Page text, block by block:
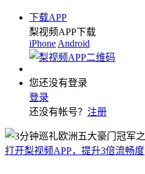
下载APP
梨视频APP下载
iPhone Android
您还没有登录
登录
还没有帐号？ 注册
打开梨视频APP，提升3倍流畅度